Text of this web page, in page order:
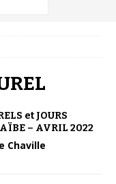
et JOURS
– AVRIL 2022
Chaville